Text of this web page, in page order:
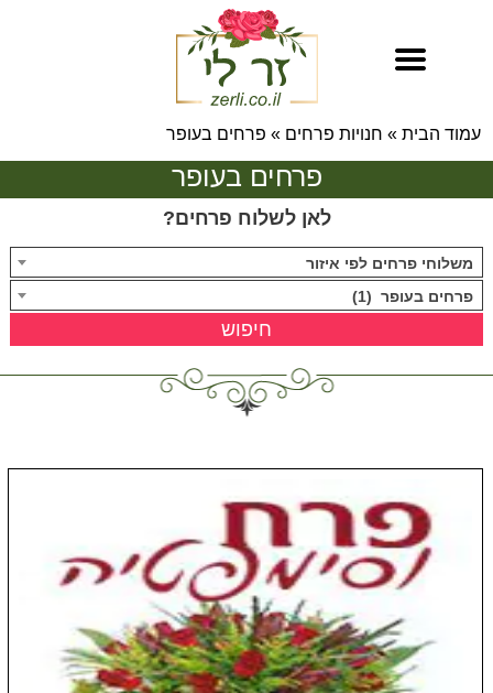
עמוד הבית » חנויות פרחים » פרחים בעופר
פרחים בעופר
לאן לשלוח פרחים?
משלוחי פרחים לפי איזור
פרחים בעופר (1)